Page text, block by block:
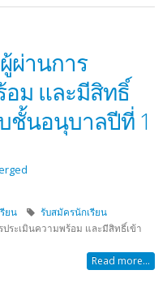
ผ่านการ
อม และมีสิทธิ์
ชั้นอนุบาลปีที่ 1
ยน
รับสมัครนักเรียน
ระเมินความพร้อม และมีสิทธิ์เข้า
Read more...